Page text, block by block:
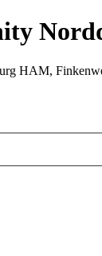
HAM,